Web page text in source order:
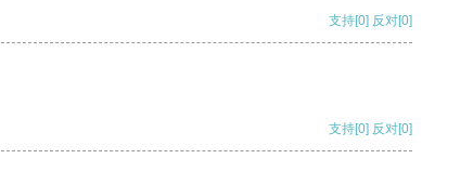
支持[0] 反对[0]
支持[0] 反对[0]